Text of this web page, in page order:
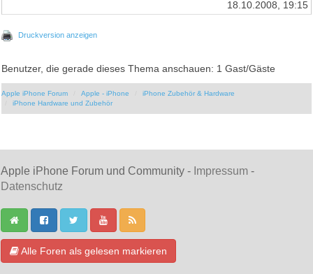
18.10.2008, 19:15
Druckversion anzeigen
Benutzer, die gerade dieses Thema anschauen: 1 Gast/Gäste
Apple iPhone Forum Apple - iPhone
iPhone Zubehör & Hardware
iPhone Hardware und Zubehör
Apple iPhone Forum und Community - Impressum -
Datenschutz
Alle Foren als gelesen markieren